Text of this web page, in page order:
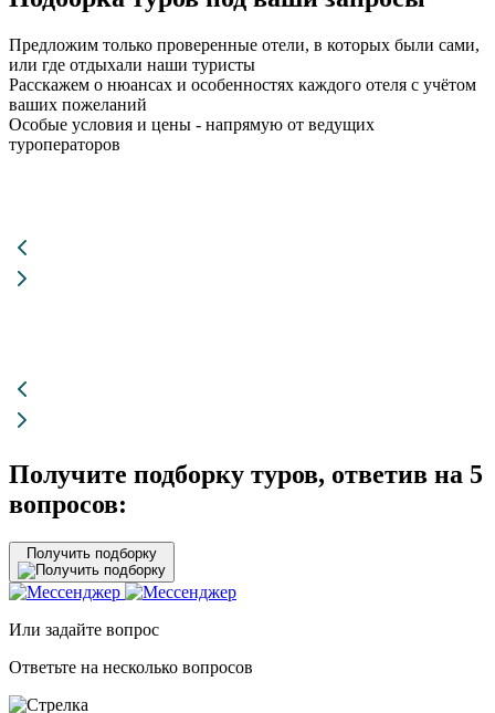
Предложим только проверенные отели, в которых были сами,
или где отдыхали наши туристы
Расскажем о нюансах и особенностях каждого отеля с учётом
ваших пожеланий
Особые условия и цены - напрямую от ведущих
туроператоров
Получите подборку туров, ответив на 5
вопросов:
Получить подборку
Или задайте вопрос
Ответьте на несколько вопросов